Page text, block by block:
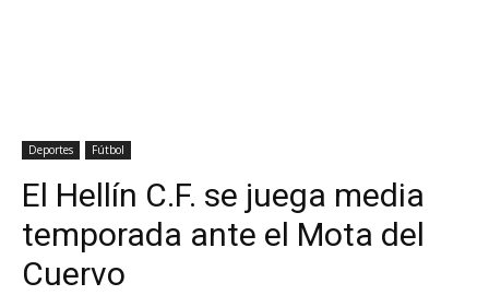
Deportes Fútbol
El Hellín C.F. se juega media
temporada ante el Mota del
Cuervo